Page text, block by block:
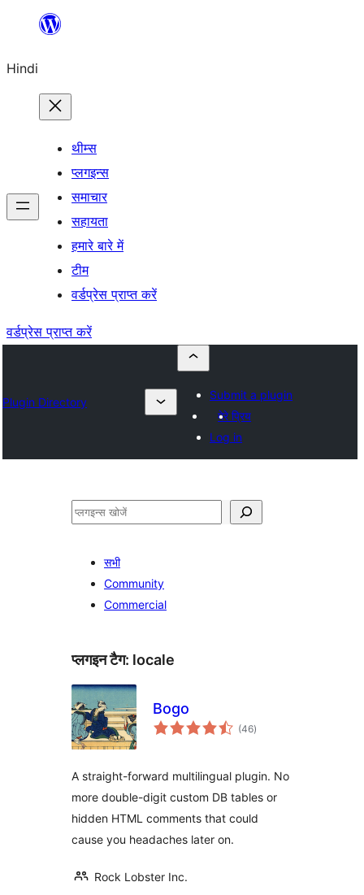
सामग्री
जाएं
Hindi
थीम्स
प्लगइन्स
समाचार
सहायता
हमारे बारे में
टीम
वर्डप्रेस प्राप्त करें
वर्डप्रेस प्राप्त करें
Plugin Directory
Submit a plugin
मेरे प्रिय
Log in
खोजें
सभी
Community
Commercial
प्लगइन टैग: locale
Bogo
(46कुल
दर)
A straight-forward multilingual plugin. No
more double-digit custom DB tables or
hidden HTML comments that could
cause you headaches later on.
Rock Lobster Inc.